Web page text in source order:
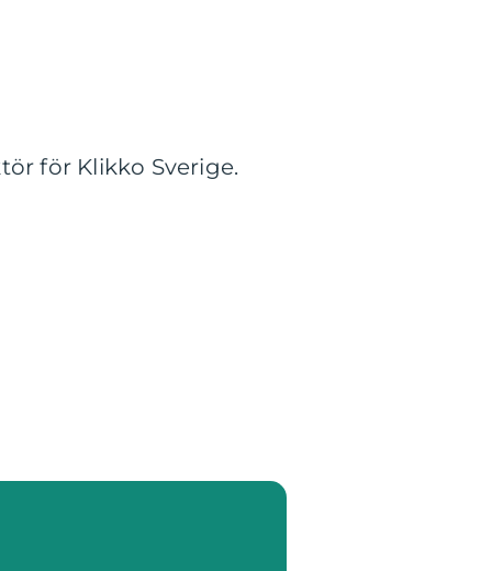
för Klikko Sverige.